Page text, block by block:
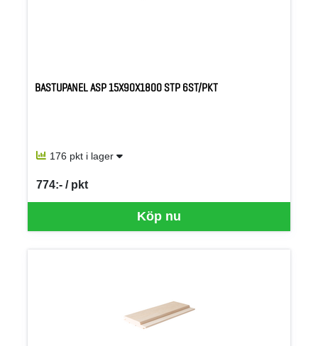
BASTUPANEL ASP 15X90X1800 STP 6ST/PKT
176 pkt i lager
Köp nu
774:- / pkt
SEK per PKT